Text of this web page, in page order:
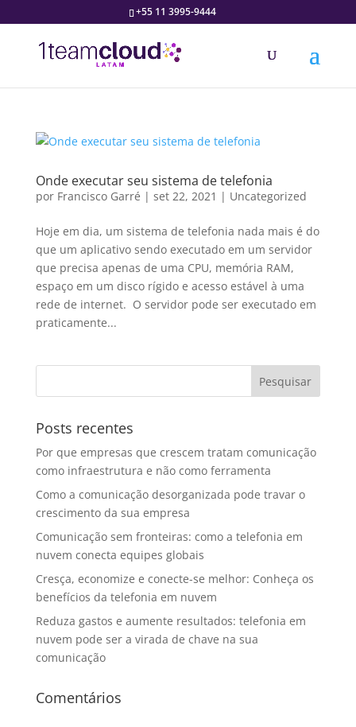
+55 11 3995-9444
Onde executar seu sistema de telefonia
por Francisco Garré | set 22, 2021 | Uncategorized
Hoje em dia, um sistema de telefonia nada mais é do
que um aplicativo sendo executado em um servidor
que precisa apenas de uma CPU, memória RAM,
espaço em um disco rígido e acesso estável à uma
rede de internet. O servidor pode ser executado em
praticamente...
Posts recentes
Por que empresas que crescem tratam comunicação
como infraestrutura e não como ferramenta
Como a comunicação desorganizada pode travar o
crescimento da sua empresa
Comunicação sem fronteiras: como a telefonia em
nuvem conecta equipes globais
Cresça, economize e conecte-se melhor: Conheça os
benefícios da telefonia em nuvem
Reduza gastos e aumente resultados: telefonia em
nuvem pode ser a virada de chave na sua
comunicação
Comentários